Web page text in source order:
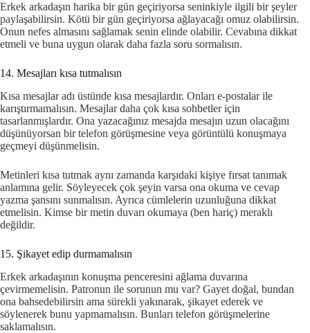
Erkek arkadaşın harika bir gün geçiriyorsa seninkiyle ilgili bir şeyler
paylaşabilirsin. Kötü bir gün geçiriyorsa ağlayacağı omuz olabilirsin.
Onun nefes almasını sağlamak senin elinde olabilir. Cevabına dikkat
etmeli ve buna uygun olarak daha fazla soru sormalısın.
14. Mesajları kısa tutmalısın
Kısa mesajlar adı üstünde kısa mesajlardır. Onları e-postalar ile
karıştırmamalısın. Mesajlar daha çok kısa sohbetler için
tasarlanmışlardır. Ona yazacağınız mesajda mesajın uzun olacağını
düşünüyorsan bir telefon görüşmesine veya görüntülü konuşmaya
geçmeyi düşünmelisin.
Metinleri kısa tutmak aynı zamanda karşıdaki kişiye fırsat tanımak
anlamına gelir. Söyleyecek çok şeyin varsa ona okuma ve cevap
yazma şansını sunmalısın. Ayrıca cümlelerin uzunluğuna dikkat
etmelisin. Kimse bir metin duvarı okumaya (ben hariç) meraklı
değildir.
15. Şikayet edip durmamalısın
Erkek arkadaşının konuşma penceresini ağlama duvarına
çevirmemelisin. Patronun ile sorunun mu var? Gayet doğal, bundan
ona bahsedebilirsin ama sürekli yakınarak, şikayet ederek ve
söylenerek bunu yapmamalısın. Bunları telefon görüşmelerine
saklamalısın.